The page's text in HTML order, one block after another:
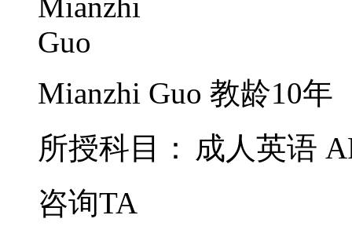
Mianzhi Guo 教龄10年
所授科目： 成人英语
咨询TA